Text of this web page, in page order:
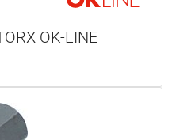
OK-LINE